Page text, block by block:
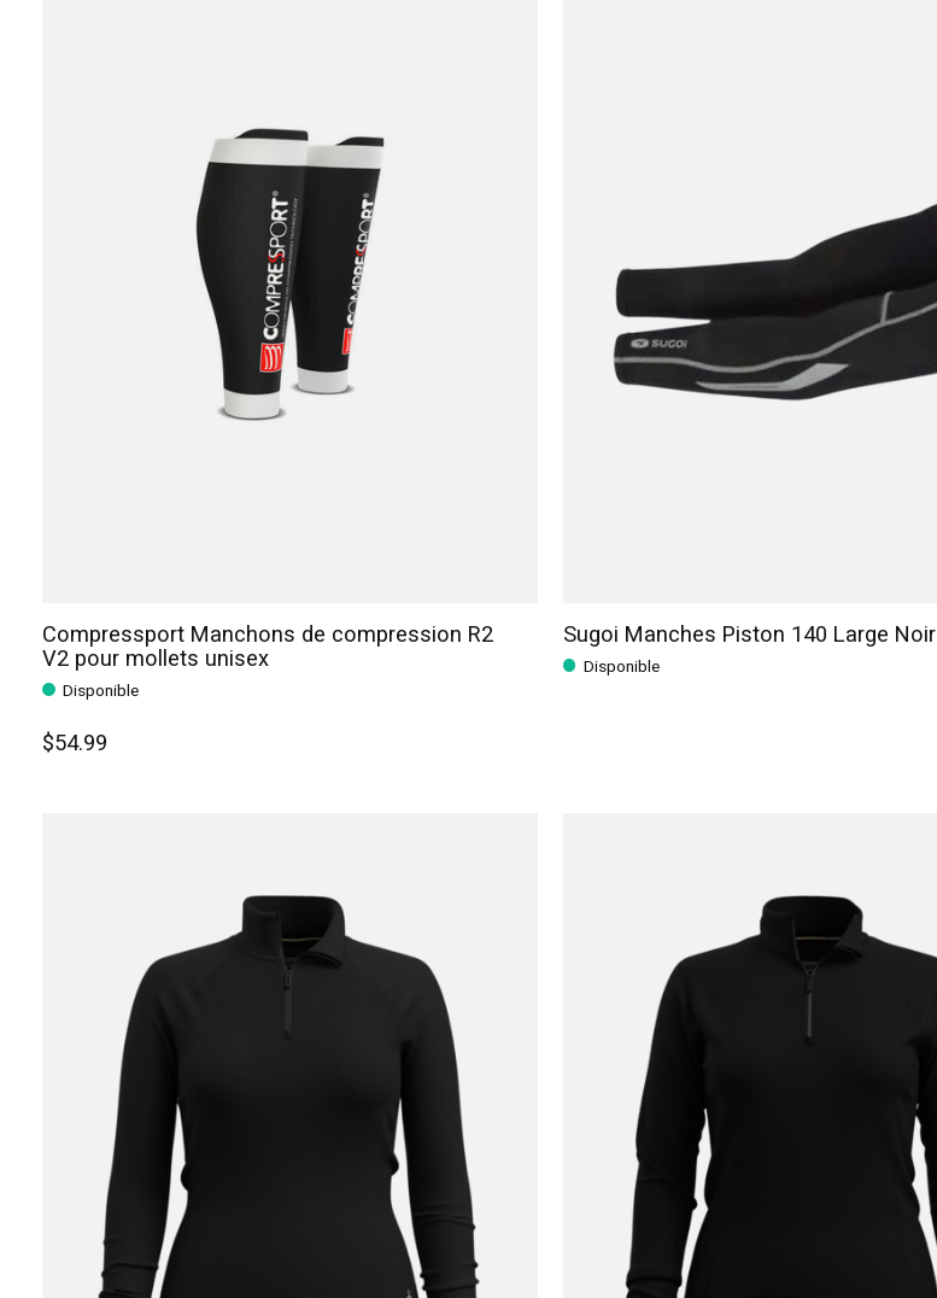
Compressport Manchons de compression R2
V2 pour mollets unisex
Disponible
$54.99
Sugoi Manches Piston 140 Large Noir
Disponible